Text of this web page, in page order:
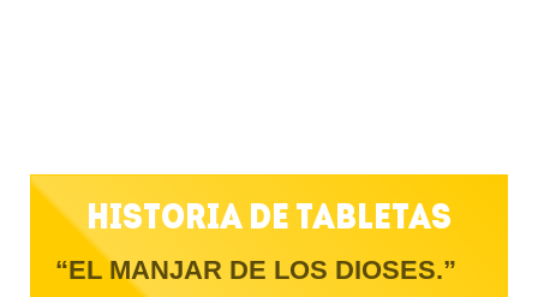
Historia de Tabletas
“EL MANJAR DE LOS DIOSES.”